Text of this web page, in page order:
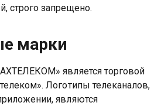
строго запрещено.
марки
является торговой
Логотипы телеканалов,
являются